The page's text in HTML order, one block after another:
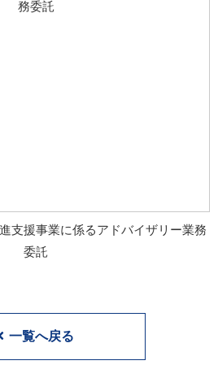
支援事業に係るアドバイザリー業務
委託
一覧へ戻る